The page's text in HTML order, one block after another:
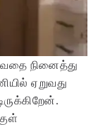
நினைத்து
ஏறுவது